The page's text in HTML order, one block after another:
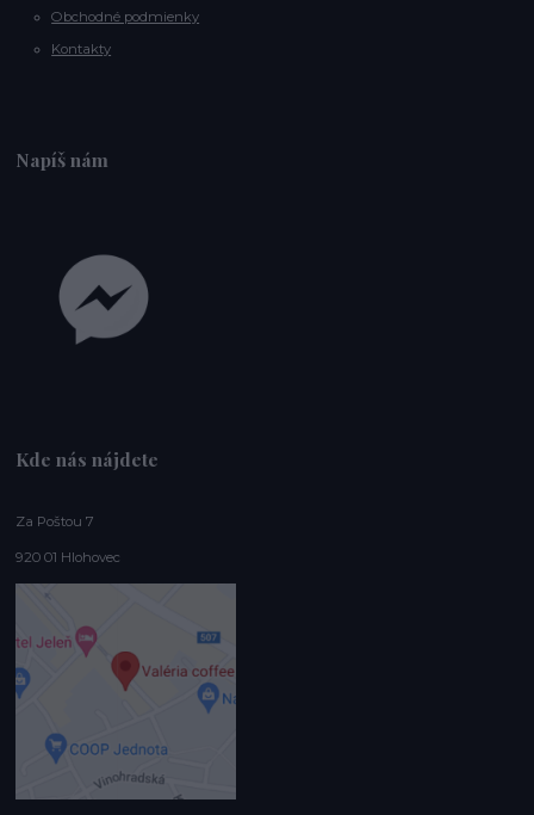
Obchodné podmienky
Kontakty
Napíš nám
Kde nás nájdete
Za Poštou 7
920 01 Hlohovec